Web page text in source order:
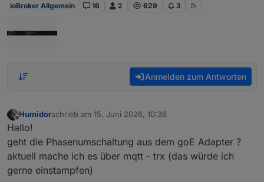
ioBroker Allgemein 16 2 629 3
Anmelden zum Antworten
Offline
Humidorschrieb am 15. Juni 2026, 10:36
zuletzt editiert von
Hallo!
geht die Phasenumschaltung aus dem goE Adapter ?
aktuell mache ich es über mqtt - trx (das würde ich
gerne einstampfen)